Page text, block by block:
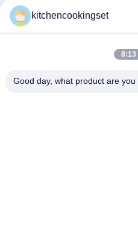
kitchencookingset
8:13
Good day, what product are